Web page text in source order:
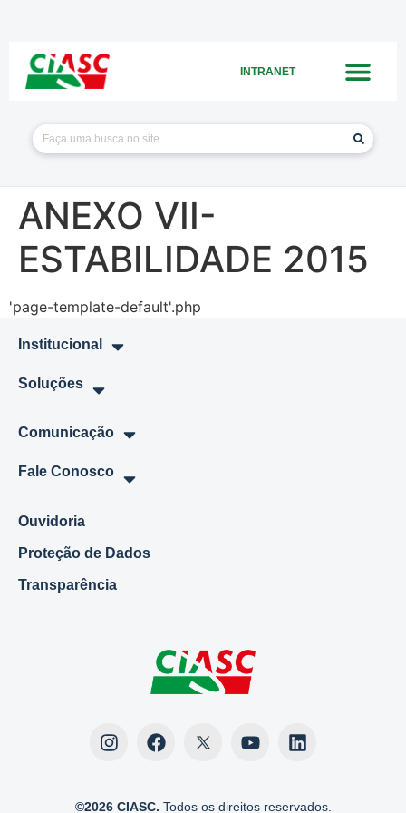
INTRANET
ANEXO VII-
ESTABILIDADE 2015
'page-template-default'.php
Institucional
Soluções
Comunicação
Fale Conosco
Ouvidoria
Proteção de Dados
Transparência
©2026 CIASC. Todos os direitos reservados.